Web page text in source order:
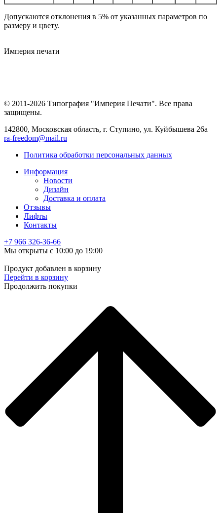
Допускаются отклонения в 5% от указанных параметров по
размеру и цвету.
Империя печати
© 2011-2026 Типография "Империя Печати". Все права
защищены.
142800, Московская область, г. Ступино, ул. Куйбышева 26а
ra-freedom@mail.ru
Политика обработки персональных данных
Информация
Новости
Дизайн
Доставка и оплата
Отзывы
Лифты
Контакты
+7 966 326-36-66
Мы открыты с 10:00 до 19:00
Продукт добавлен в корзину
Перейти в корзину
Продолжить покупки